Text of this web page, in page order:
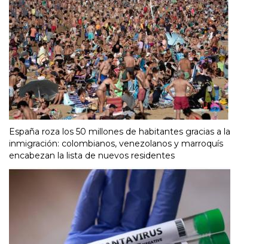
España roza los 50 millones de habitantes gracias a la
inmigración: colombianos, venezolanos y marroquís
encabezan la lista de nuevos residentes